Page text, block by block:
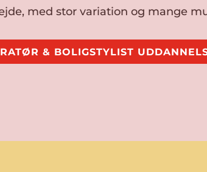
med stor variation og mange
& BOLIGSTYLIST